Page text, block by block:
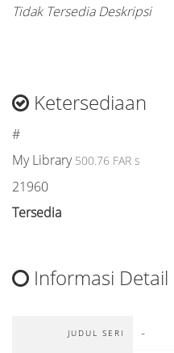
Tidak Tersedia Deskripsi
Ketersediaan
#
My Library 500.76 FAR s
21960
Tersedia
Informasi Detail
JUDUL SERI -